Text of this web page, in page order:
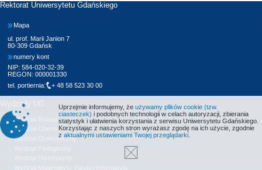
Rektorat Uniwersytetu Gdańskiego
Mapa
ul. prof. Marii Janion 7
80-309 Gdańsk
numery kont
NIP: 584-020-32-39
REGON: 000001330
tel. portiernia:
+ 48 58 523 30 00
Wydziały UG
Wydział Biologii
Wydział Chemii
Wydział Ekonomiczny
Uprzejmie informujemy, że używamy plików cookie (tzw.
ciasteczek) i podobnych technologii w celach autoryzacji, zbierania
statystyk i ułatwienia korzystania z serwisu Uniwersytetu Gdańskiego.
Korzystając z naszych stron wyrażasz zgodę na ich użycie, zgodnie
z aktualnymi ustawieniami Twojej przeglądarki